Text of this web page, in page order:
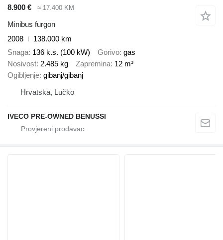
8.900 € ≈ 17.400 KM
Minibus furgon
2008
138.000 km
Snaga 136 k.s. (100 kW) Gorivo gas
Nosivost 2.485 kg Zapremina 12 m³
Ogibljenje gibanj/gibanj
Hrvatska, Lučko
IVECO PRE-OWNED BENUSSI